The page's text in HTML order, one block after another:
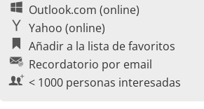
Outlook.com (online)
Yahoo (online)
Añadir a la lista de favoritos
Recordatorio por email
< 1000 personas interesadas